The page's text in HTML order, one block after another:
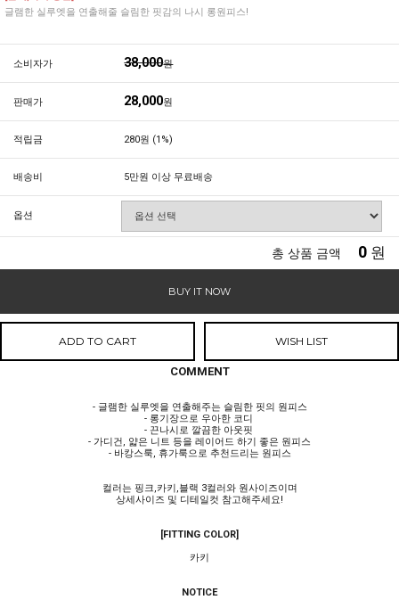
글램한 실루엣을 연출해줄 슬림한 핏감의 나시 롱원피스!
소비자가 38,000원
판매가 28,000원
적립금 280원 (1%)
배송비 5만원 이상 무료배송
옵션
총 상품 금액 0 원
BUY IT NOW
ADD TO CART WISH LIST
COMMENT
- 글램한 실루엣을 연출해주는 슬림한 핏의 원피스
- 롱기장으로 우아한 코디
- 끈나시로 깔끔한 아웃핏
- 가디건, 얇은 니트 등을 레이어드 하기 좋은 원피스
- 바캉스룩, 휴가룩으로 추천드리는 원피스
컬러는 핑크,카키,블랙 3컬러와 원사이즈이며
상세사이즈 및 디테일컷 참고해주세요!
[FITTING COLOR]
카키
NOTICE